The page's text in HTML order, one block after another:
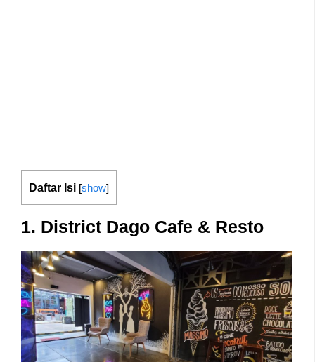
Daftar Isi [show]
1. District Dago Cafe & Resto